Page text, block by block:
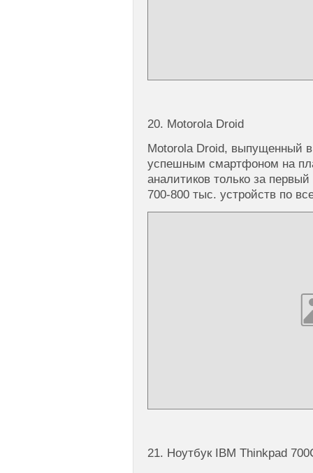
20. Motorola Droid
Motorola Droid, выпущенный
успешным смартфоном на
аналитиков только за
700-800 тыс. устройств по
21. Ноутбук IBM Thinkpad